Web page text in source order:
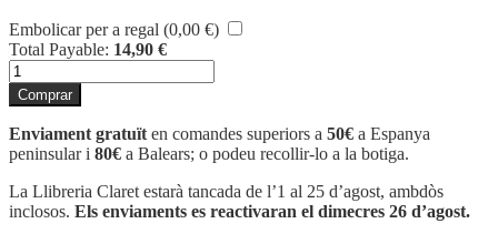
Embolicar per a regal (0,00 €)
Total Payable: 14,90 €
quantitat
de
LIBRO
DE
CABALLERÍA
Comprar
Enviament gratuït en comandes superiors a 50€ a Espanya
peninsular i 80€ a Balears; o podeu recollir-lo a la botiga.
La Llibreria Claret estarà tancada de l’1 al 25 d’agost, ambdòs
inclosos. Els enviaments es reactivaran el dimecres 26 d’agost.